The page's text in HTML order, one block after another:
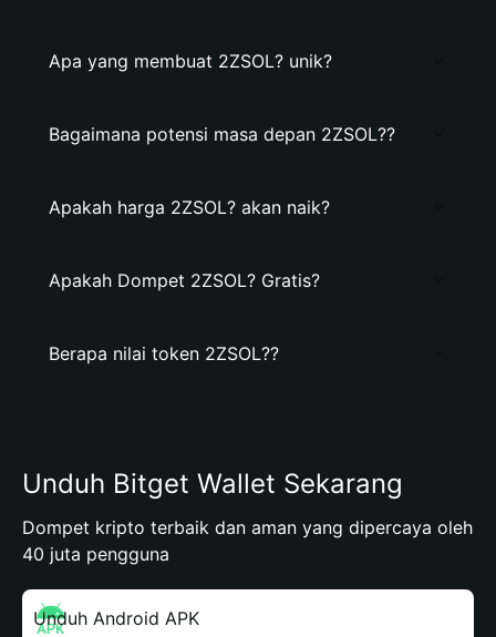
Apa yang membuat 2ZSOL? unik?
Bagaimana potensi masa depan 2ZSOL??
Apakah harga 2ZSOL? akan naik?
Apakah Dompet 2ZSOL? Gratis?
Berapa nilai token 2ZSOL??
Unduh Bitget Wallet Sekarang
Dompet kripto terbaik dan aman yang dipercaya oleh
40 juta pengguna
Unduh Android APK